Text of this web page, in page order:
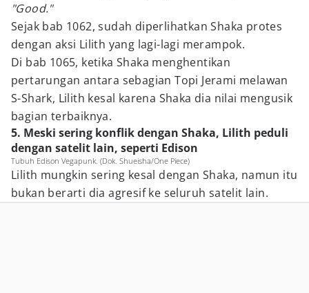
"Good."
Sejak bab 1062, sudah diperlihatkan Shaka protes
dengan aksi Lilith yang lagi-lagi merampok.
Di bab 1065, ketika Shaka menghentikan
pertarungan antara sebagian Topi Jerami melawan
S-Shark, Lilith kesal karena Shaka dia nilai mengusik
bagian terbaiknya.
5. Meski sering konflik dengan Shaka, Lilith peduli
dengan satelit lain, seperti Edison
Tubuh Edison Vegapunk. (Dok. Shueisha/One Piece)
Lilith mungkin sering kesal dengan Shaka, namun itu
bukan berarti dia agresif ke seluruh satelit lain.